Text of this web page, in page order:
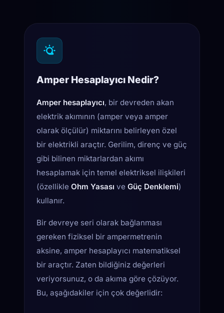
Amper Hesaplayıcı Nedir?
Amper hesaplayıcı, bir devreden akan
elektrik akımının (amper veya amper
olarak ölçülür) miktarını belirleyen özel
bir elektrikli araçtır. Gerilim, direnç ve güç
gibi bilinen miktarlardan akımı
hesaplamak için temel elektriksel ilişkileri
(özellikle Ohm Yasası ve Güç Denklemi)
kullanır.
Bir devreye seri olarak bağlanması
gereken fiziksel bir ampermetrenin
aksine, amper hesaplayıcı matematiksel
bir araçtır. Zaten bildiğiniz değerleri
veriyorsunuz, o da akıma göre çözüyor.
Bu, aşağıdakiler için çok değerlidir: